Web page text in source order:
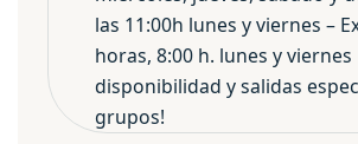
las 11:00h lunes y viernes –
horas, 8:00 h. lunes y viernes
disponibilidad y salidas
grupos!